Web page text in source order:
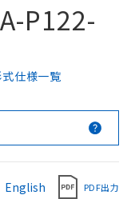
P122-
仕様一覧
English PDF出力